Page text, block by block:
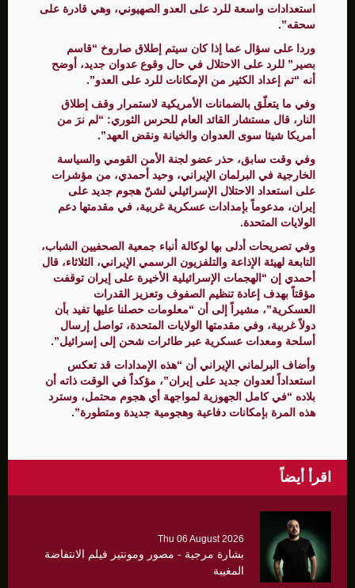
استعدادات واسعة للرد على العدو الصهيوني، وهي قادرة على
سحقه”.
وردا على سؤال عما إذا كان سيتم إطلاق صاروخ “قاسم
بصير” للرد على الاحتلال في حال وقوع عدوان جديد، أوضح
أنه “تم إعداد الكثير من الإمكانات للرد على العدو”.
وفي ما يتعلّق بالضمانات الأمريكية لاستمرار وقف إطلاق
النار، قال مستشار القائد العام للحرس الثوري: “لم نرَ من
أمريكا شيئا سوى العدوان والخيانة ونقض العهد”.
وفي وقت سابق، حذر عضو لجنة الأمن القومي والسياسة
الخارجية في البرلمان الإيراني، وحيد أحمدي، من مؤشرات
على استعداد الاحتلال الإسرائيلي لشنّ هجوم جديد على
إيران، مدعوماً بإمدادات عسكرية غربية، في مقدمتها دعم
الولايات المتحدة.
وفي تصريحات أدلى بها لوكالة أنباء جمعية الصحفيين الشباب،
التابعة لهيئة الإذاعة والتلفزيون الرسمي الإيراني، الثلاثاء، قال
أحمدي إن “الهجمات الإسرائيلية الأخيرة على إيران توقفت
مؤقتاً بهدف إعادة تنظيم الصفوف وتعزيز القدرات
العسكرية”، مشيراً إلى أن “معلومات حصلنا عليها تفيد بأن
دولاً غربية، وفي مقدمتها الولايات المتحدة، تواصل إرسال
أسلحة ومعدات عسكرية عبر طائرات شحن إلى إسرائيل”.
وأضاف البرلماني الإيراني أن “هذه الإمدادات قد تعكس
استعداداً لعدوان جديد على إيران”، مؤكداً في الوقت ذاته أن
بلاده “في كامل الجهوزية لمواجهة أي هجوم محتمل، وسترد
هذه المرة بإمكانات دفاعية وهجومية جديدة ومتطورة”.
اقرأ أيضاً
Thu 06 August 2026
بشارة مرجية - مصور ومونتير فيلم الانتفاضة
المغيبة